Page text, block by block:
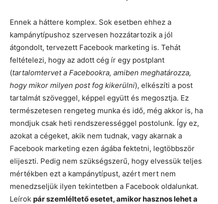
Ennek a háttere komplex. Sok esetben ehhez a
kampánytípushoz szervesen hozzátartozik a jól
átgondolt, tervezett Facebook marketing is. Tehát
feltételezi, hogy az adott cég ír egy postplant
(tartalomtervet a Facebookra, amiben meghatározza,
hogy mikor milyen post fog kikerülni), elkészíti a post
tartalmát szöveggel, képpel együtt és megosztja. Ez
természetesen rengeteg munka és idő, még akkor is, ha
mondjuk csak heti rendszerességgel postolunk. Így ez,
azokat a cégeket, akik nem tudnak, vagy akarnak a
Facebook marketing ezen ágába fektetni, legtöbbször
elijeszti. Pedig nem szükségszerű, hogy elvessük teljes
mértékben ezt a kampánytípust, azért mert nem
menedzseljük ilyen tekintetben a Facebook oldalunkat.
Leírok pár szemléltető esetet, amikor hasznos lehet a